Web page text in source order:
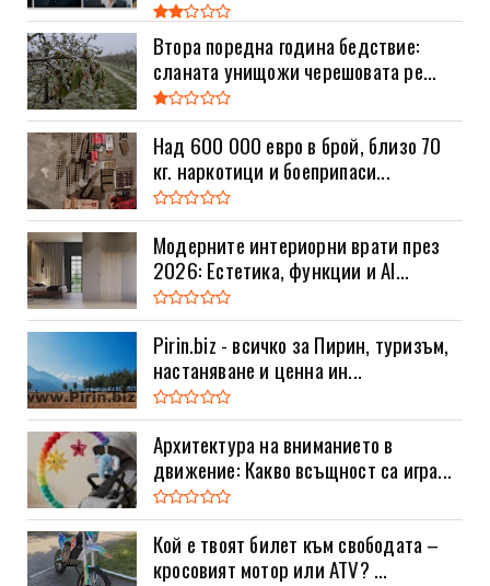
Втора поредна година бедствие:
сланата унищожи черешовата ре...
Над 600 000 евро в брой, близо 70
кг. наркотици и боеприпаси...
Модерните интериорни врати през
2026: Естетика, функции и AI...
Pirin.biz - всичко за Пирин, туризъм,
настаняване и ценна ин...
Архитектура на вниманието в
движение: Какво всъщност са игра...
Кой е твоят билет към свободата –
кросовият мотор или ATV? ...